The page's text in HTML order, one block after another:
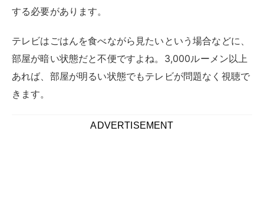
する必要があります。
テレビはごはんを食べながら見たいという場合などに、
部屋が暗い状態だと不便ですよね。3,000ルーメン以上
あれば、部屋が明るい状態でもテレビが問題なく視聴で
きます。
ADVERTISEMENT